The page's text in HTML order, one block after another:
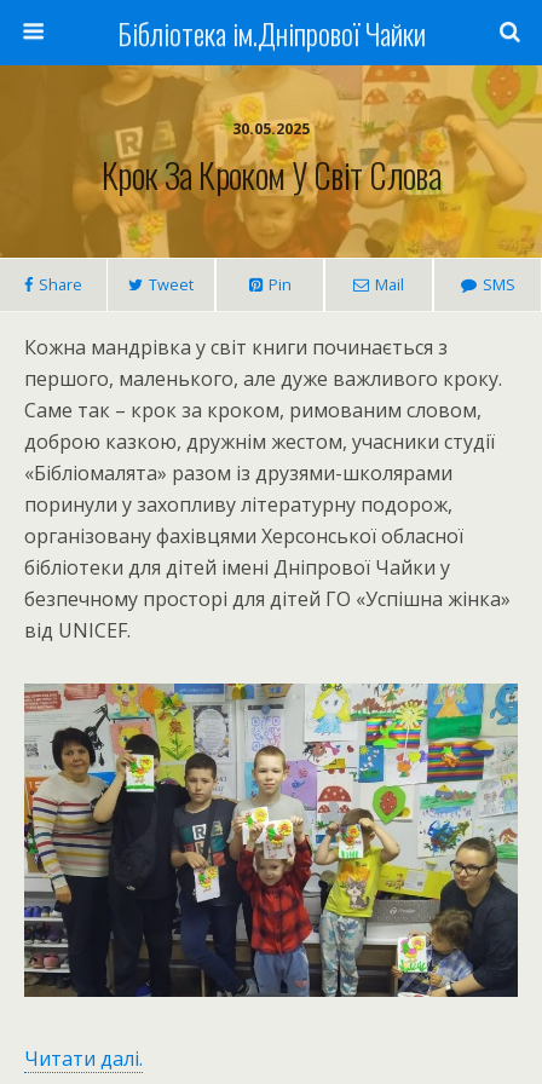
Бібліотека ім.Дніпрової Чайки
30.05.2025
Крок За Кроком У Світ Слова
Share Tweet Pin Mail SMS
Кожна мандрівка у світ книги починається з
першого, маленького, але дуже важливого кроку.
Саме так – крок за кроком, римованим словом,
доброю казкою, дружнім жестом, учасники студії
«Бібліомалята» разом із друзями-школярами
поринули у захопливу літературну подорож,
організовану фахівцями Херсонської обласної
бібліотеки для дітей імені Дніпрової Чайки у
безпечному просторі для дітей ГО «Успішна жінка»
від UNICEF.
Читати далі.